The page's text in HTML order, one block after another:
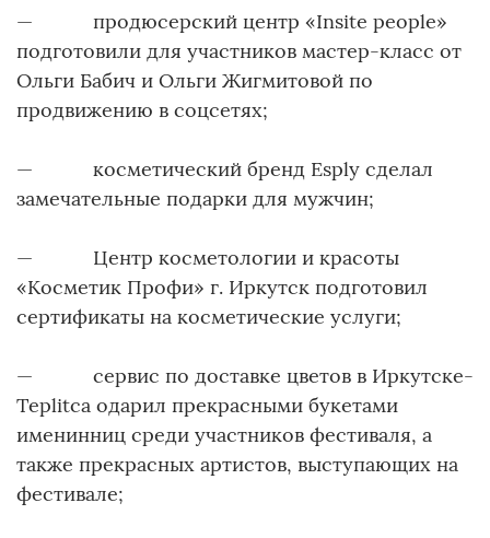
— продюсерский центр «Insite people»
подготовили для участников мастер-класс от
Ольги Бабич и Ольги Жигмитовой по
продвижению в соцсетях;
— косметический бренд Esply сделал
замечательные подарки для мужчин;
— Центр косметологии и красоты
«Косметик Профи» г. Иркутск подготовил
сертификаты на косметические услуги;
— сервис по доставке цветов в Иркутске-
Teplitca одарил прекрасными букетами
именинниц среди участников фестиваля, а
также прекрасных артистов, выступающих на
фестивале;